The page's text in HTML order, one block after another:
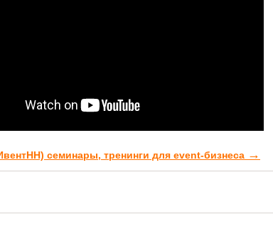
семинары, тренинги для event-бизнеса →